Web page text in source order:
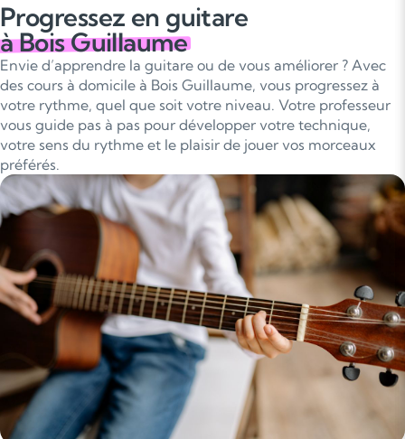
Progressez en guitare
à Bois Guillaume
Envie d’apprendre la guitare ou de vous améliorer ? Avec
des cours à domicile à Bois Guillaume, vous progressez à
votre rythme, quel que soit votre niveau. Votre professeur
vous guide pas à pas pour développer votre technique,
votre sens du rythme et le plaisir de jouer vos morceaux
préférés.